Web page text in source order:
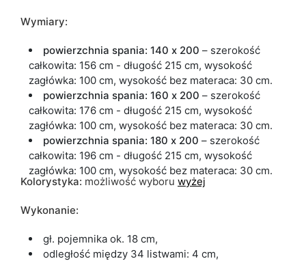
Wymiary:
powierzchnia spania: 140 x 200 – szerokość
całkowita: 156 cm - długość 215 cm, wysokość
zagłówka: 100 cm, wysokość bez materaca: 30 cm.
powierzchnia spania: 160 x 200 – szerokość
całkowita: 176 cm - długość 215 cm, wysokość
zagłówka: 100 cm, wysokość bez materaca: 30 cm.
powierzchnia spania: 180 x 200 – szerokość
całkowita: 196 cm - długość 215 cm, wysokość
zagłówka: 100 cm, wysokość bez materaca: 30 cm.
Kolorystyka: możliwość wyboru wyżej
Wykonanie:
gł. pojemnika ok. 18 cm,
odległość między 34 listwami: 4 cm,